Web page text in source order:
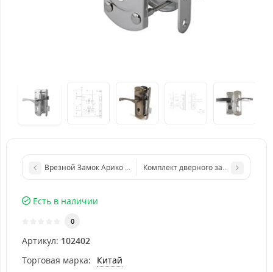
Врезной Замок Арико ЗВ4-УКомплект дверного замка Арико
Есть в наличии
0
Артикул: 102402
Торговая марка:
Китай